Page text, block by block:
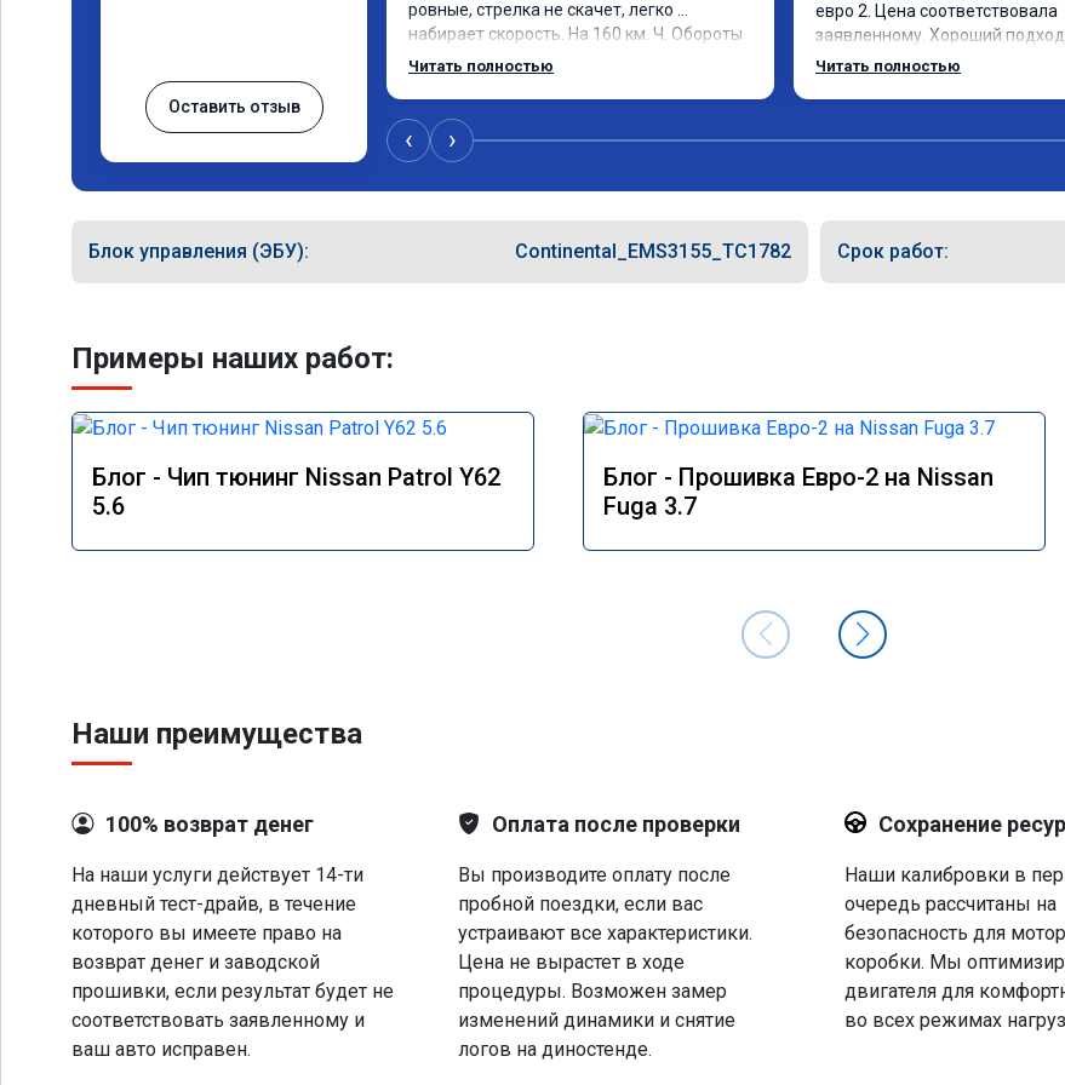
Оставить отзыв
ровные, стрелка не скачет, легко
набирает скорость. На 160 км. Ч. Обороты
до 3000.расход тот-же без изменения 12л.
Читать полностью
евро 2. Цена соответствовала
заявленному. Хороший
уважением общались.
Читать полностью
‹ ›
Блок управления (ЭБУ): Continental_EMS3155_TC1782 Срок работ:
Примеры наших работ:
Блог - Чип тюнинг Nissan Patrol Y62
5.6
Блог - Прошивка Евро-2 на Nissan
Fuga 3.7
Наши преимущества
100% возврат денег
На наши услуги действует 14-ти
дневный тест-драйв, в течение
которого вы имеете право на
возврат денег и заводской
прошивки, если результат будет не
соответствовать заявленному и
ваш авто исправен.
Оплата после проверки
Вы производите оплату после
пробной поездки, если вас
устраивают все характеристики.
Цена не вырастет в ходе
процедуры. Возможен замер
изменений динамики и снятие
логов на диностенде.
Сохранение
Наши калибровки в
очередь рассчитаны на
безопасность для
коробки. Мы
двигателя для
во всех режимах